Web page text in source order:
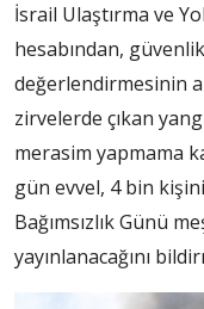
İsrail Ulaştırma ve
hesabından,
değerlendirmesinin
zirvelerde çıkan
merasim yapmama
gün evvel, 4 bin
Bağımsızlık Günü
yayınlanacağını